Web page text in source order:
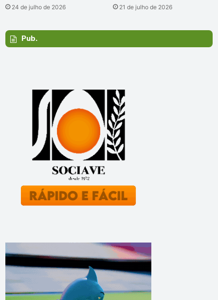
24 de julho de 2026 21 de julho de 2026
Pub.